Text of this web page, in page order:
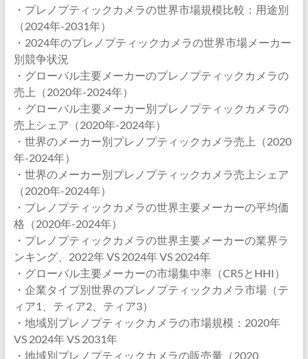
・プレノプティックカメラの世界市場規模比較：用途別
（2024年-2031年）
・2024年のプレノプティックカメラの世界市場メーカー
別競争状況
・グローバル主要メーカーのプレノプティックカメラの
売上（2020年-2024年）
・グローバル主要メーカー別プレノプティックカメラの
売上シェア（2020年-2024年）
・世界のメーカー別プレノプティックカメラ売上（2020
年-2024年）
・世界のメーカー別プレノプティックカメラ売上シェア
（2020年-2024年）
・プレノプティックカメラの世界主要メーカーの平均価
格（2020年-2024年）
・プレノプティックカメラの世界主要メーカーの業界ラ
ンキング、2022年 VS 2024年 VS 2024年
・グローバル主要メーカーの市場集中率（CR5とHHI）
・企業タイプ別世界のプレノプティックカメラ市場（テ
ィア1、ティア2、ティア3）
・地域別プレノプティックカメラの市場規模：2020年
VS 2024年 VS 2031年
・地域別プレノプティックカメラの販売量（2020